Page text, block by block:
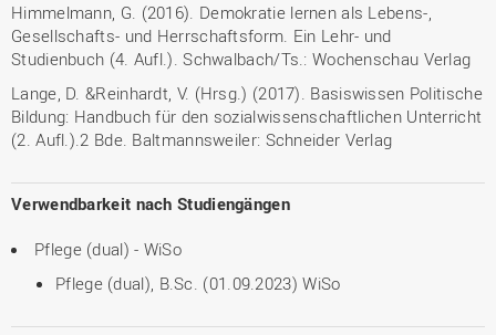
Himmelmann, G. (2016). Demokratie lernen als Lebens-,
Gesellschafts- und Herrschaftsform. Ein Lehr- und
Studienbuch (4. Aufl.). Schwalbach/Ts.: Wochenschau Verlag
Lange, D. &Reinhardt, V. (Hrsg.) (2017). Basiswissen Politische
Bildung: Handbuch für den sozialwissenschaftlichen Unterricht
(2. Aufl.).2 Bde. Baltmannsweiler: Schneider Verlag
Verwendbarkeit nach Studiengängen
Pflege (dual) - WiSo
Pflege (dual), B.Sc. (01.09.2023) WiSo